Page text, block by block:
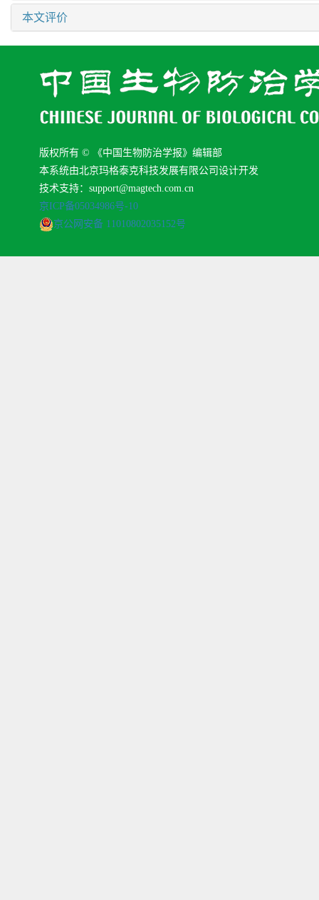
本文评价
版权所有 © 《中国生物防治学报》编辑部
本系统由北京玛格泰克科技发展有限公司设计开发
技术支持：support@magtech.com.cn
京ICP备05034986号-10
京公网安备 11010802035152号